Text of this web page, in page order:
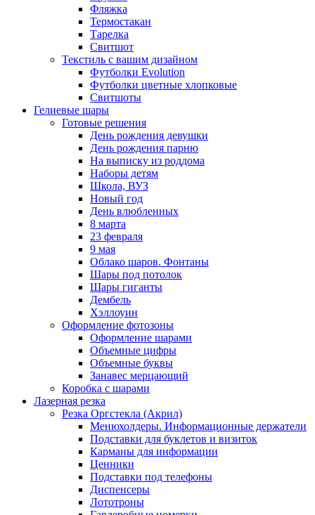
Фляжка
Термостакан
Тарелка
Свитшот
Текстиль с вашим дизайном
Футболки Evolution
Футболки цветные хлопковые
Свитшоты
Гелиевые шары
Готовые решения
День рождения девушки
День рождения парню
На выписку из роддома
Наборы детям
Школа, ВУЗ
Новый год
День влюбленных
8 марта
23 февраля
9 мая
Облако шаров. Фонтаны
Шары под потолок
Шары гиганты
Дембель
Хэллоуин
Оформление фотозоны
Оформление шарами
Объемные цифры
Объемные буквы
Занавес мерцающий
Коробка с шарами
Лазерная резка
Резка Оргстекла (Акрил)
Менюхолдеры. Информационные держатели
Подставки для буклетов и визиток
Карманы для информации
Ценники
Подставки под телефоны
Диспенсеры
Лототроны